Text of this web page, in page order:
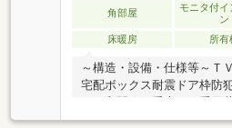
角部屋
モニタ付イ
ン
床暖房 所有
～構造・設備・仕様等～Ｔ
宅配ボックス耐震ドア枠防
ルト玄関錠二重床・二重天
ス 窓の一部を除く）24時